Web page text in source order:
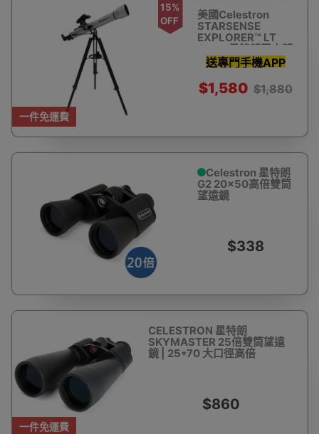
一件免運費
15%
OFF
美國Celestron
STARSENSE
EXPLORER™ LT
80AZ 星特朗天文望
遠鏡 (智能手機輔助
尋星)
送專門手機APP
你搵星星
$1,580 $1,880
Celestron 星特朗
G2 20x50高倍雙筒
望遠鏡
$338
一件免運費
CELESTRON 星特朗
SKYMASTER 25倍雙筒望遠
鏡 | 25*70 大口徑高倍
$860